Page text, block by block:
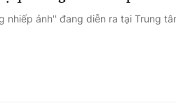
nhiếp ảnh'' đang diễn ra tại Trung